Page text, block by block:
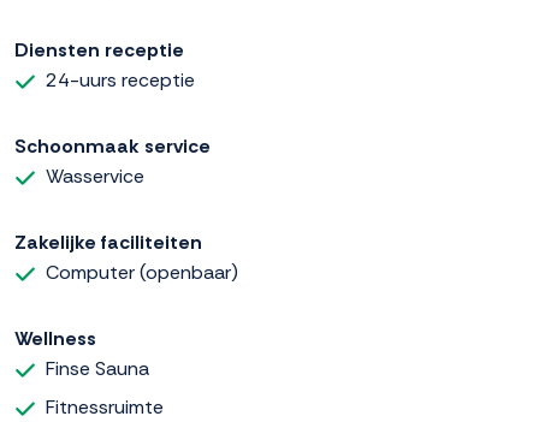
Diensten receptie
24-uurs receptie
Schoonmaak service
Wasservice
Zakelijke faciliteiten
Computer (openbaar)
Wellness
Finse Sauna
Fitnessruimte